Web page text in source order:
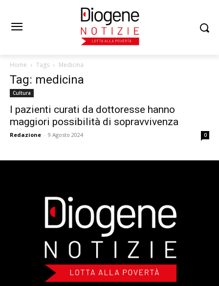
Home Tags Medicina
Tag: medicina
Cultura
I pazienti curati da dottoresse hanno
maggiori possibilità di sopravvivenza
Redazione - 9 Agosto 2024 0